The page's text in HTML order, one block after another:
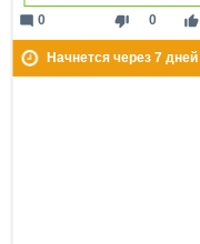
thumb_down 0 thumb_up
mode_comment 0
Начнется через 7дней